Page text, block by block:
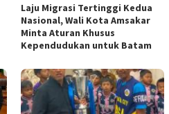
Laju Migrasi Tertinggi Kedua
Nasional, Wali Kota Amsakar
Minta Aturan Khusus
Kependudukan untuk Batam